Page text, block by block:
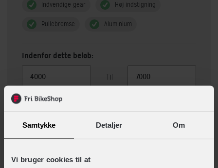
Samtykke Detaljer Om
Vi bruger cookies til at
Indvendige gear Høj indstigning
Rullebremse Aluminium
Indenfor dette beløb:
Til